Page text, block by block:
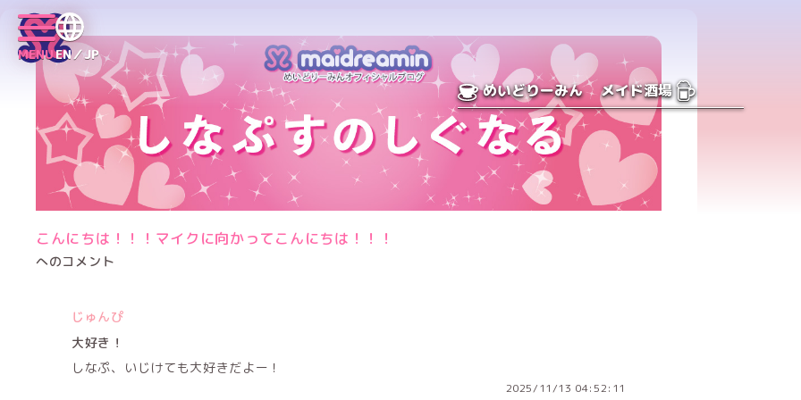
MENUEN／JP
めいどりーみん メイド酒場
こんにちは！！！マイクに向かってこんにちは！！！
へのコメント
じゅんぴ
大好き！
しなぷ、いじけても大好きだよー！
2025/11/13 04:52:11